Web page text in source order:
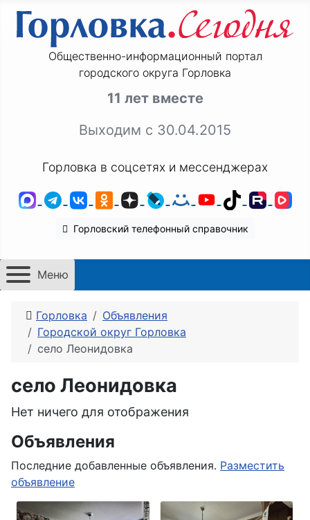
Общественно-информационный портал
городского округа Горловка
11 лет вместе
Выходим с 30.04.2015
Горловка в соцсетях и мессенджерах
MAXTelegram
ВКонтакте
Одноклассники
ДзенLiveJournal
Мой Мир
YouTube
TikTok
Горловский телефонный справочник
Меню
Горловка
Объявления
Городской округ Горловка
село Леонидовка
село Леонидовка
Нет ничего для отображения
Объявления
Последние добавленные объявления. Разместить
объявление